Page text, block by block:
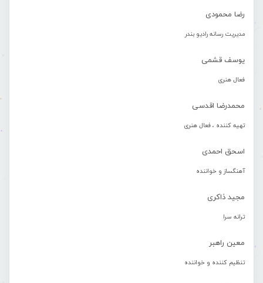
رضا محمودی
مدیریت رسانه رادیو بندر
یوسف قشمی
فعال هنری
محمدرضا اقدسی
تهیه کننده ، فعال هنری
اسحق احمدی
آهنگساز و خواننده
مجید ذاکری
ترانه سرا
معین راهبر
تنظیم کننده و خواننده